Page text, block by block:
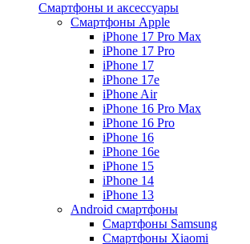
Смартфоны и аксессуары
Смартфоны Apple
iPhone 17 Pro Max
iPhone 17 Pro
iPhone 17
iPhone 17e
iPhone Air
iPhone 16 Pro Max
iPhone 16 Pro
iPhone 16
iPhone 16e
iPhone 15
iPhone 14
iPhone 13
Android cмартфоны
Смартфоны Samsung
Смартфоны Xiaomi